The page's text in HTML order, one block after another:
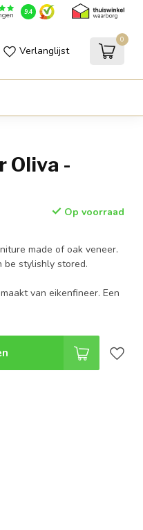
9.4
Verlanglijst
0
Oliva -
Op voorraad
made of oak veneer.
be stylishly stored.
van eikenfineer. Een